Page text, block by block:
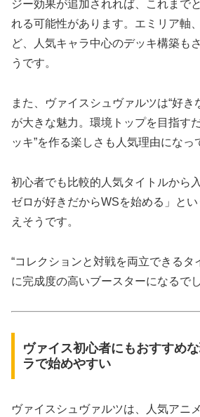
ジー効果が追加されれば、これまで
れる可能性があります。エミリア軸
ど、人気キャラ中心のデッキ構築も
うです。
また、ヴァイスシュヴァルツは“好き
が大きな魅力。環境トップを目指す
ッキ”を作る楽しさも人気理由になっ
初心者でも比較的人気タイトルから
ゼロが好きだからWSを始める」と
えそうです。
“コレクションと対戦を両立できるタ
に完成度の高いブースターになるでし
ヴァイス初心者にもおすすめ
ラで始めやすい
ヴァイスシュヴァルツは、人気アニ